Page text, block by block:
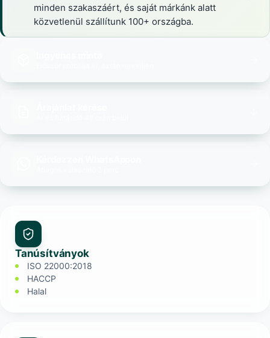
minden szakaszáért, és saját márkánk alatt
közvetlenül szállítunk 100+ országba.
Tanúsítványok
ISO 22000:2018
HACCP
Halal